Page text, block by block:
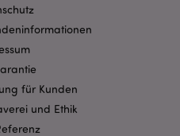
für Kunden
und Ethik
.puckator.de